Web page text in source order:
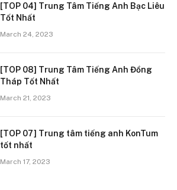
[TOP 04] Trung Tâm Tiếng Anh Bạc Liêu
Tốt Nhất
March 24, 2023
[TOP 08] Trung Tâm Tiếng Anh Đồng
Tháp Tốt Nhất
March 21, 2023
[TOP 07] Trung tâm tiếng anh KonTum
tốt nhất
March 17, 2023